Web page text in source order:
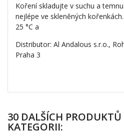
Koření skladujte v suchu a
nejlépe ve skleněných
25 °C a
Distributor: Al Andalous s.r.o.,
Praha 3
30 DALŠÍCH PRODUKTŮ
KATEGORII: